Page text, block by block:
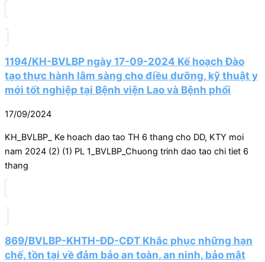
1194/KH-BVLBP ngày 17-09-2024 Kế hoạch Đào
tạo thực hành lâm sàng cho điều dưỡng, kỹ thuật y
mới tốt nghiệp tại Bệnh viện Lao và Bệnh phổi
17/09/2024
KH_BVLBP_ Ke hoach dao tao TH 6 thang cho DD, KTY moi
nam 2024 (2) (1) PL 1_BVLBP_Chuong trinh dao tao chi tiet 6
thang
869/BVLBP-KHTH-ĐD-CĐT Khắc phục những hạn
chế, tồn tại về đảm bảo an toàn, an ninh, bảo mật